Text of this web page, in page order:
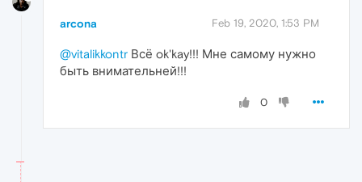
arcona Feb 19, 2020, 1:53 PM
@vitalikkontr Всё ok'kay!!! Мне самому нужно
быть внимательней!!!
0